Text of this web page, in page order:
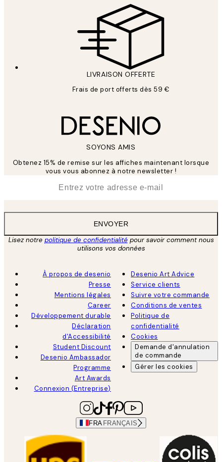
LIVRAISON OFFERTE
Frais de port offerts dès 59 €
SOYONS AMIS
Obtenez 15% de remise sur les affiches maintenant lorsque
vous vous abonnez à notre newsletter !
ENVOYER
Lisez notre politique de confidentialitépour savoir comment nous
utilisons vos données
À propos de desenio
Presse
Mentions légales
Career
Développement durable
Déclaration
d'Accessibilité
Student Discount
Desenio Ambassador
Programme
Art Awards
Connexion (Entreprise)
Desenio Art Advice
Service clients
Suivre votre commande
Conditions de ventes
Politique de
confidentialité
Cookies
Demande d'annulation
de commande
Gérer les cookies
FRA FRANÇAIS